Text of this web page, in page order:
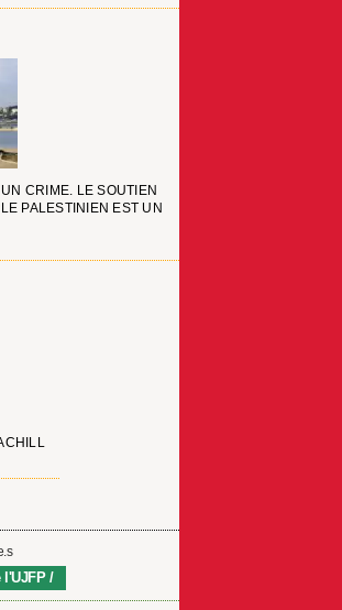
CRIME. LE SOUTIEN
PALESTINIEN EST UN
l'UJFP